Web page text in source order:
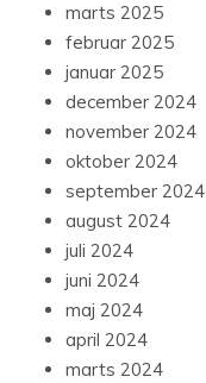
marts 2025
februar 2025
januar 2025
december 2024
november 2024
oktober 2024
september 2024
august 2024
juli 2024
juni 2024
maj 2024
april 2024
marts 2024